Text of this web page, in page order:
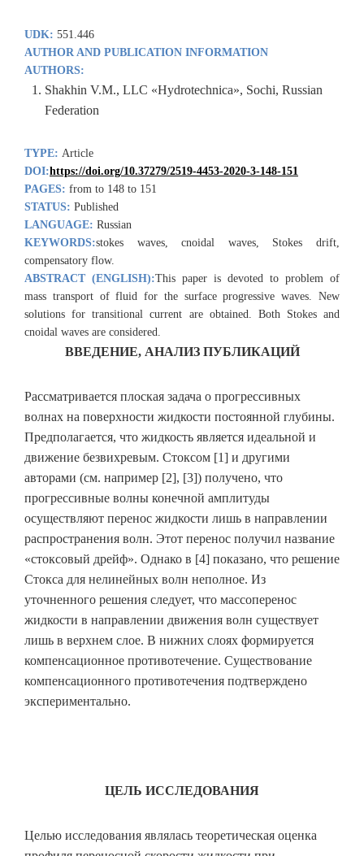
UDK: 551.446
AUTHOR AND PUBLICATION INFORMATION
AUTHORS:
Shakhin V.M., LLC «Hydrotechnica», Sochi, Russian
Federation
TYPE: Article
DOI:https://doi.org/10.37279/2519-4453-2020-3-148-151
PAGES: from to 148 to 151
STATUS: Published
LANGUAGE: Russian
KEYWORDS:stokes waves, cnoidal waves, Stokes drift,
compensatory flow.
ABSTRACT (ENGLISH):This paper is devoted to problem of
mass transport of fluid for the surface progressive waves. New
solutions for transitional current are obtained. Both Stokes and
cnoidal waves are considered.
ВВЕДЕНИЕ, АНАЛИЗ ПУБЛИКАЦИЙ
Рассматривается плоская задача о прогрессивных
волнах на поверхности жидкости постоянной глубины.
Предполагается, что жидкость является идеальной и
движение безвихревым. Стоксом [1] и другими
авторами (см. например [2], [3]) получено, что
прогрессивные волны конечной амплитуды
осуществляют перенос жидкости лишь в направлении
распространения волн. Этот перенос получил название
«стоксовый дрейф». Однако в [4] показано, что решение
Стокса для нелинейных волн неполное. Из
уточненного решения следует, что массоперенос
жидкости в направлении движения волн существует
лишь в верхнем слое. В нижних слоях формируется
компенсационное противотечение. Существование
компенсационного противотечения подтверждено
экспериментально.
ЦЕЛЬ ИССЛЕДОВАНИЯ
Целью исследования являлась теоретическая оценка